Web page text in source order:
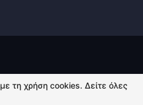
τη χρήση cookies. Δείτε όλες